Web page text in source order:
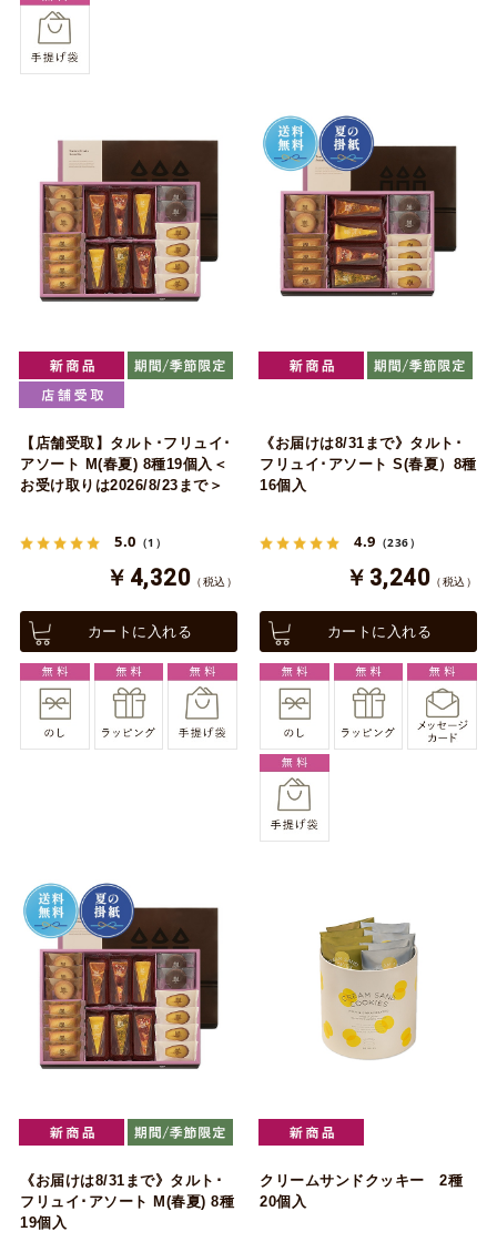
【店舗受取】タルト･フリュイ･
アソート M(春夏) 8種19個入＜
お受け取りは2026/8/23まで＞
5.0 （1）
￥4,320 （税込）
カートに入れる
《お届けは8/31まで》タルト･
フリュイ･アソート S(春夏）8種
16個入
4.9 （236）
￥3,240 （税込）
カートに入れる
《お届けは8/31まで》タルト･
フリュイ･アソート M(春夏) 8種
19個入
クリームサンドクッキー 2種
20個入